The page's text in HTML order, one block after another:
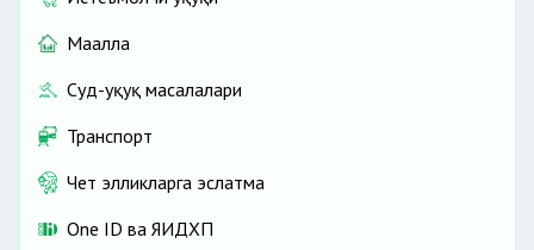
Маҳалла
Суд-ҳуқуқ масалалари
Транспорт
Чет элликларга эслатма
One ID ва ЯИДХП